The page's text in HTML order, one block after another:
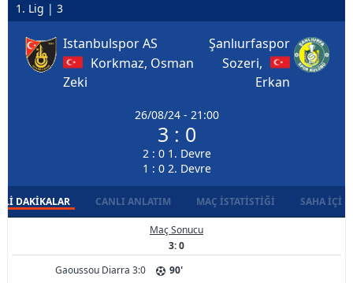
1. Lig | 3
Istanbulspor AS
Korkmaz, Osman
Zeki
26/08/24 - 21:00
3 : 0
2 : 0 1. Devre
1 : 0 2. Devre
Şanlıurfaspor
Sozeri,
Erkan
DAKIKALAR CANLI ANLATIM MAÇ İSTATISTIĞI SAHA İÇI
Maç Sonucu
3: 0
Gaoussou Diarra 3:0
90'